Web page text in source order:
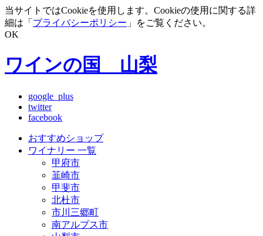
当サイトではCookieを使用します。Cookieの使用に関する詳
細は「 プライバシーポリシー 」をご覧ください。
OK
ワインの国 山梨
google_plus
twitter
facebook
おすすめショップ
ワイナリー 一覧
甲府市
韮崎市
甲斐市
北杜市
市川三郷町
南アルプス市